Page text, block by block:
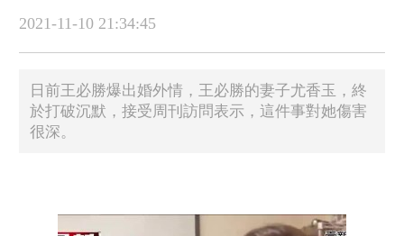
2021-11-10 21:34:45
日前王必勝爆出婚外情，王必勝的妻子尤香玉，終
於打破沉默，接受周刊訪問表示，這件事對她傷害
很深。